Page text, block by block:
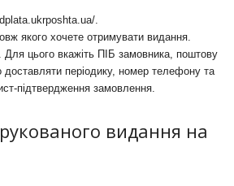
якого хочете отримувати видання.
цього вкажіть ПІБ замовника, поштову
доставляти періодику, номер телефону та
підтвердження замовлення.
видання на